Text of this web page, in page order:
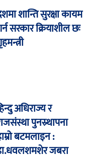
शान्ति सुरक्षा कायम
सरकार क्रियाशील छः
अधिराज्य र
पुनस्र्थापना
बटमलाइन :
जबरा